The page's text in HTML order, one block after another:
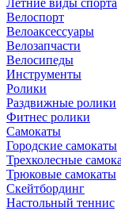
Летние виды спорта
Велоспорт
Велоаксессуары
Велозапчасти
Велосипеды
Инструменты
Ролики
Раздвижные ролики
Фитнес ролики
Самокаты
Городские самокаты
Трехколесные
Трюковые самокаты
Скейтбординг
Настольный теннис